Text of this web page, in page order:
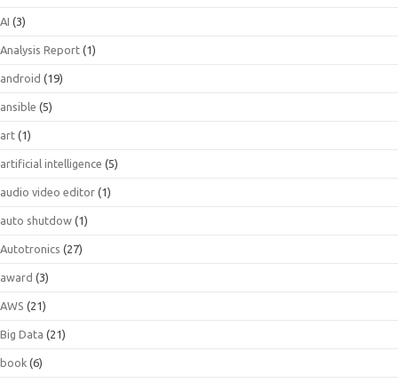
AI (3)
Analysis Report (1)
android (19)
ansible (5)
art (1)
artificial intelligence (5)
audio video editor (1)
auto shutdow (1)
Autotronics (27)
award (3)
AWS (21)
Big Data (21)
book (6)